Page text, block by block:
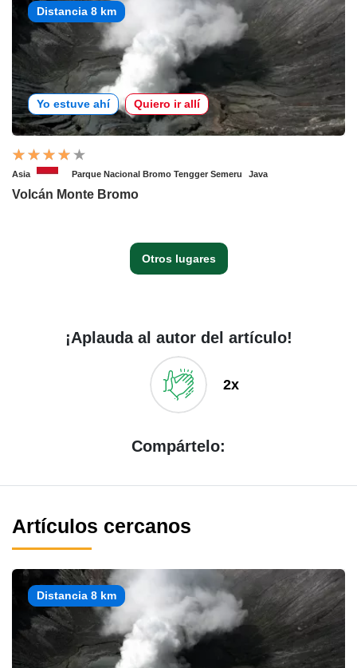
Distancia 8 km
Yo estuve ahí Quiero ir allí
Asia Parque Nacional Bromo Tengger Semeru Java
Volcán Monte Bromo
Otros lugares
¡Aplauda al autor del artículo!
2x
Compártelo:
Artículos cercanos
Distancia 8 km